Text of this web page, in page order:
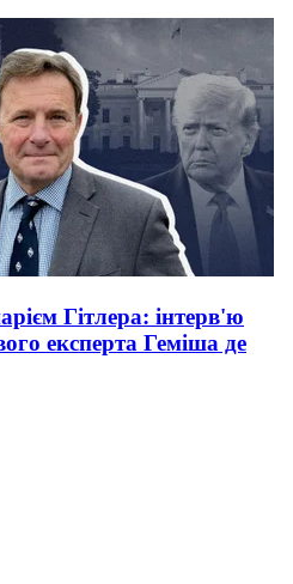
Гітлера: інтерв'ю
експерта Геміша де